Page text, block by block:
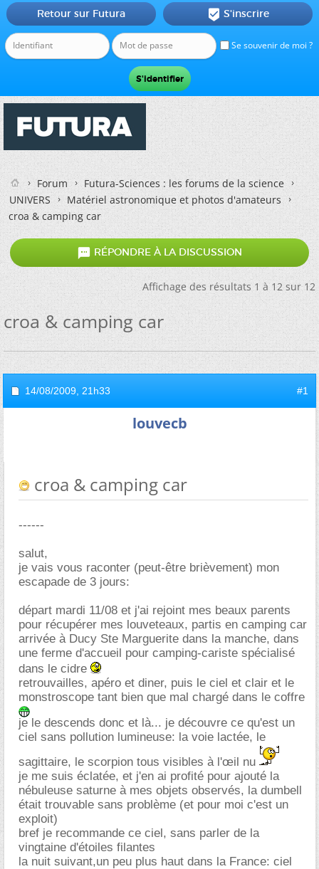
Se souvenir de moi ?
Retour sur Futura  S'inscrire
Forum
Futura-Sciences : les forums de la science
UNIVERS
Matériel astronomique et photos d'amateurs
croa & camping car
 RÉPONDRE À LA DISCUSSION
Affichage des résultats 1 à 12 sur 12
croa & camping car
14/08/2009, 21h33 #1
louvecb
croa & camping car
------
salut,
je vais vous raconter (peut-être brièvement) mon
escapade de 3 jours:
départ mardi 11/08 et j'ai rejoint mes beaux parents
pour récupérer mes louveteaux, partis en camping car
arrivée à Ducy Ste Marguerite dans la manche, dans
une ferme d'accueil pour camping-cariste spécialisé
dans le cidre
retrouvailles, apéro et diner, puis le ciel et clair et le
monstroscope tant bien que mal chargé dans le coffre
je le descends donc et là... je découvre ce qu'est un
ciel sans pollution lumineuse: la voie lactée, le
sagittaire, le scorpion tous visibles à l'œil nu
je me suis éclatée, et j'en ai profité pour ajouté la
nébuleuse saturne à mes objets observés, la dumbell
était trouvable sans problème (et pour moi c'est un
exploit)
bref je recommande ce ciel, sans parler de la
vingtaine d'étoiles filantes
la nuit suivant,un peu plus haut dans la France: ciel